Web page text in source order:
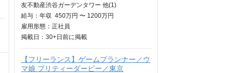
友不動産渋谷ガーデンタワー 他(1)
給与： 年収 450万円 〜 1200万円
雇用形態：正社員
掲載日： 30+日 前に掲載
【フリーランス】ゲームプランナー／ウ
マ娘 プリティーダービー／東京